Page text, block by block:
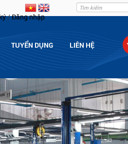
/Đăng nhập
TUYỂN DỤNG LIÊN HỆ